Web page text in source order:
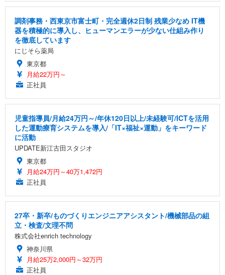
調剤事務・西東京市富士町・完全週休2日制 残業少なめ IT機
器を積極的に導入し、ヒューマンエラーが少ない仕組み作り
を徹底しています
にじそら薬局
東京都
月給22万円～
正社員
児童指導員/月給24万円～/年休120日以上/未経験可/ICTを活用
した運動療育システムを導入/「IT×福祉×運動」をキーワード
に活動
UPDATE新江古田スタジオ
東京都
月給24万円～40万1,472円
正社員
27卒・新卒/ものづくりエンジニアアシスタント/機械部品の組
立・検査/文理不問
株式会社enrich technology
神奈川県
月給25万2,000円～32万円
正社員